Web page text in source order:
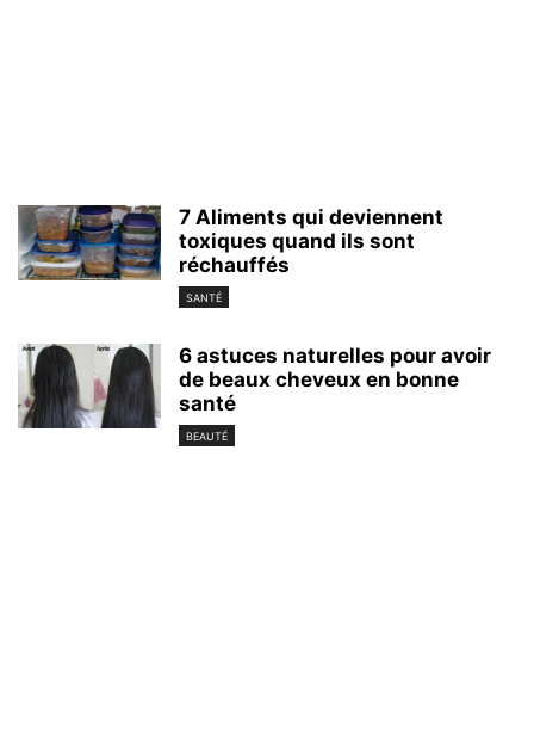
7 Aliments qui deviennent
toxiques quand ils sont
réchauffés
SANTÉ
6 astuces naturelles pour avoir
de beaux cheveux en bonne
santé
BEAUTÉ